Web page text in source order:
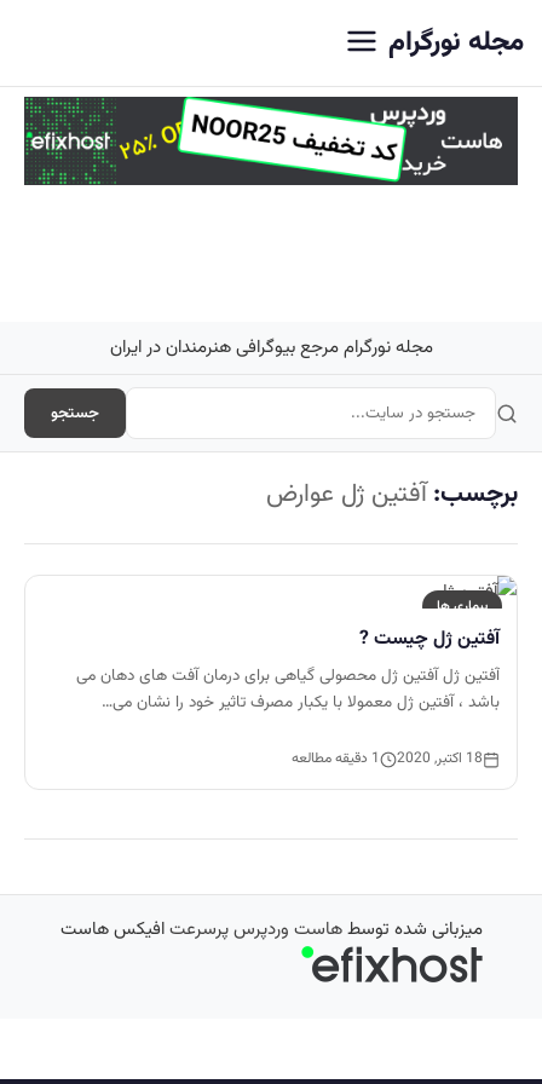
مجله نورگرام
مجله نورگرام مرجع بیوگرافی هنرمندان در ایران
جستجو
برچسب:آفتین ژل عوارض
بیماری ها
آفتین ژل چیست ?
آفتین ژل آفتین ژل محصولی گیاهی برای درمان آفت های دهان می
باشد ، آفتین ژل معمولا با یکبار مصرف تاثیر خود را نشان می…
18 اکتبر, 2020 1 دقیقه مطالعه
میزبانی شده توسطهاست وردپرس پرسرعتافیکس هاست